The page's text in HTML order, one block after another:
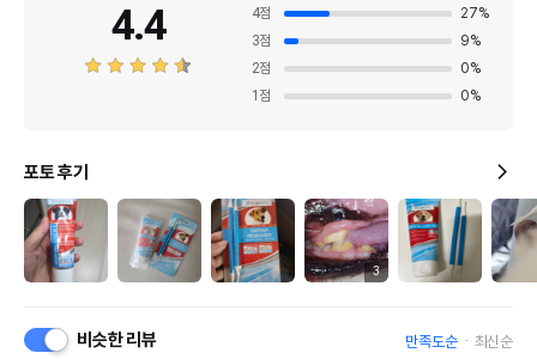
4.4
4점 27%
3점 9%
2점 0%
1 점 0%
포토 후기
3
비슷한 리뷰 만족도순 최신순